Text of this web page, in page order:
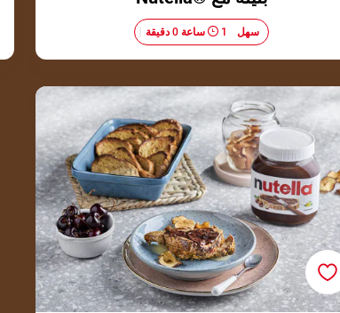
سهل 1 ساعة 0 دقيقة
توست فرنسي مخبوز مع ®Nutella وتفاح مجفف